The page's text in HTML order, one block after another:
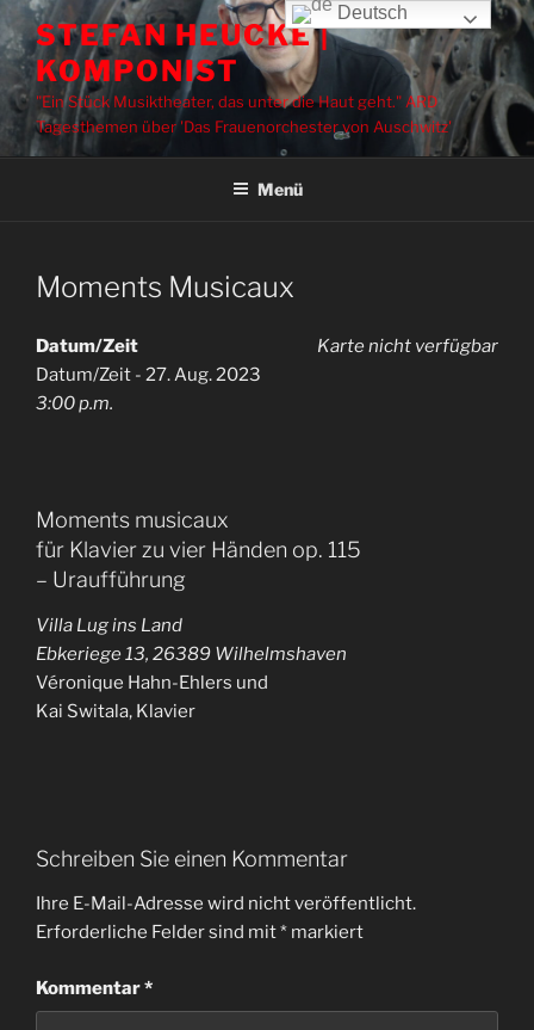
Zum
Inhalt
springen
STEFAN HEUCKE |
KOMPONIST
"Ein Stück Musiktheater, das unter die Haut geht." ARD
Tagesthemen über 'Das Frauenorchester von Auschwitz'
Menü
Moments Musicaux
Karte nicht verfügbar
Datum/Zeit
Datum/Zeit - 27. Aug. 2023
3:00 p.m.
Moments musicaux
für Klavier zu vier Händen op. 115
– Uraufführung
Villa Lug ins Land
Ebkeriege 13, 26389 Wilhelmshaven
Véronique Hahn-Ehlers und
Kai Switala, Klavier
Schreiben Sie einen Kommentar
Ihre E-Mail-Adresse wird nicht veröffentlicht.
Erforderliche Felder sind mit* markiert
Kommentar*
Deutsch